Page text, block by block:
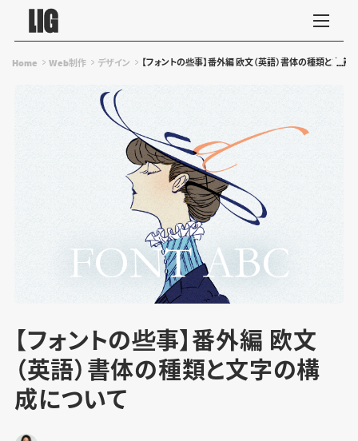
Home Web制作 デザイン 【フォントの些事】番外編 欧文（英語）書体の種類と文字
【フォントの些事】番外編 欧文
（英語）書体の種類と文字の構
成について